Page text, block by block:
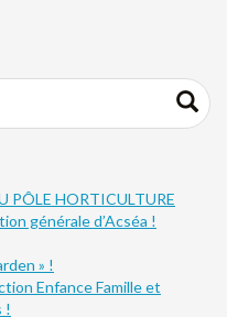
PÔLE HORTICULTURE
générale d’Acséa !
» !
Enfance Famille et
!